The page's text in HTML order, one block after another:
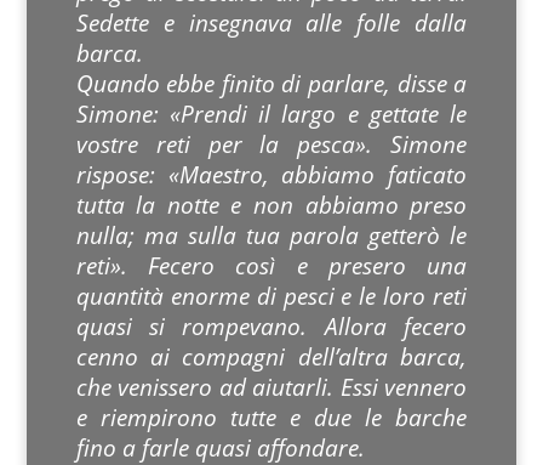
Sedette e insegnava alle folle dalla
barca.
Quando ebbe finito di parlare, disse a
Simone: «Prendi il largo e gettate le
vostre reti per la pesca». Simone
rispose: «Maestro, abbiamo faticato
tutta la notte e non abbiamo preso
nulla; ma sulla tua parola getterò le
reti». Fecero così e presero una
quantità enorme di pesci e le loro reti
quasi si rompevano. Allora fecero
cenno ai compagni dell’altra barca,
che venissero ad aiutarli. Essi vennero
e riempirono tutte e due le barche
fino a farle quasi affondare.